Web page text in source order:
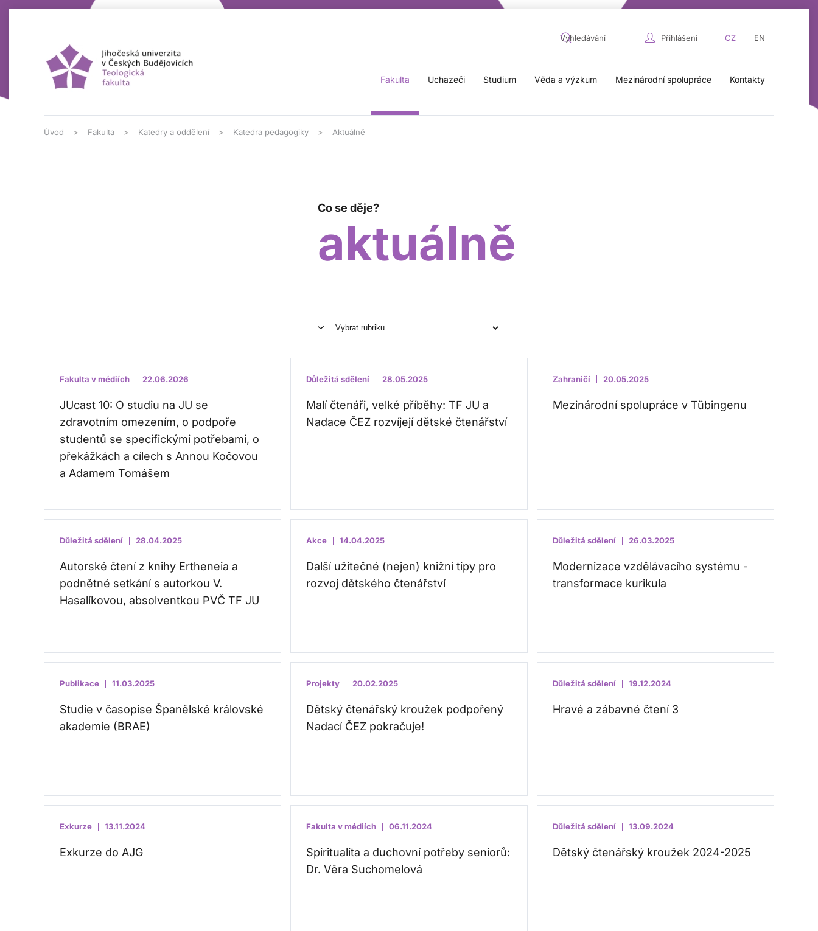
Přihlášení CZ EN
Fakulta Uchazeči Studium Věda a výzkum Mezinárodní spolupráce Kontakty
Úvod Fakulta Katedry a oddělení Katedra pedagogiky Aktuálně
Co se děje?
aktuálně
Fakulta v médiích 22.06.2026
JUcast 10: O studiu na JU se
zdravotním omezením, o podpoře
studentů se specifickými potřebami, o
překážkách a cílech s Annou Kočovou
a Adamem Tomášem
Důležitá sdělení 28.05.2025
Malí čtenáři, velké příběhy: TF JU a
Nadace ČEZ rozvíjejí dětské čtenářství
Zahraničí 20.05.2025
Mezinárodní spolupráce v Tübingenu
Důležitá sdělení 28.04.2025
Autorské čtení z knihy Ertheneia a
podnětné setkání s autorkou V.
Hasalíkovou, absolventkou PVČ TF JU
Akce 14.04.2025
Další užitečné (nejen) knižní tipy pro
rozvoj dětského čtenářství
Důležitá sdělení 26.03.2025
Modernizace vzdělávacího systému -
transformace kurikula
Publikace 11.03.2025
Studie v časopise Španělské královské
akademie (BRAE)
Projekty 20.02.2025
Dětský čtenářský kroužek podpořený
Nadací ČEZ pokračuje!
Důležitá sdělení 19.12.2024
Hravé a zábavné čtení 3
Exkurze 13.11.2024
Exkurze do AJG
Fakulta v médiích 06.11.2024
Spiritualita a duchovní potřeby seniorů:
Dr. Věra Suchomelová
Důležitá sdělení 13.09.2024
Dětský čtenářský kroužek 2024-2025